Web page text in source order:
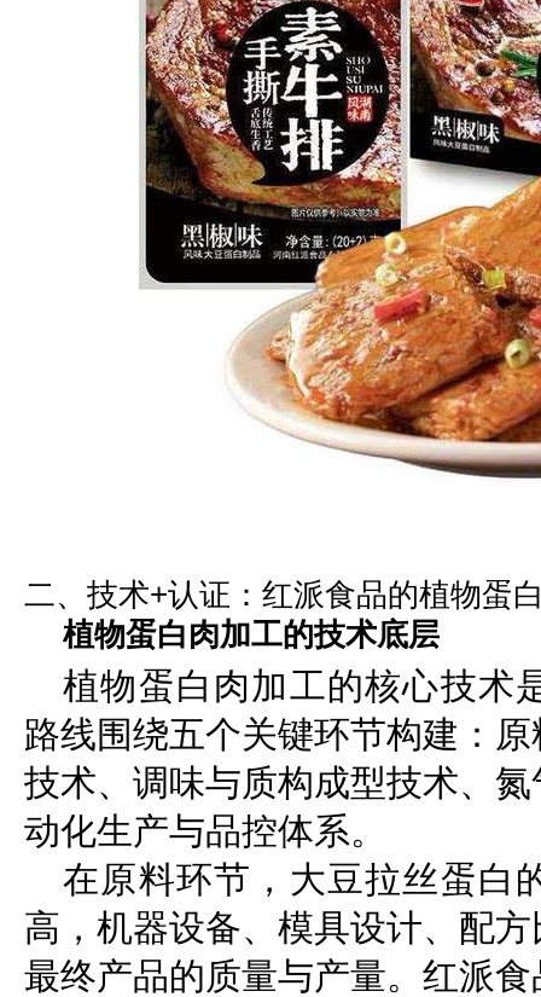
二、技术+认证：红派食品的植物蛋
植物蛋白肉加工的技术底层
植物蛋白肉加工的核心技术
路线围绕五个关键环节构建：
技术、调味与质构成型技术、
动化生产与品控体系。
在原料环节，大豆拉丝蛋白
高，机器设备、模具设计、配
最终产品的质量与产量。红派